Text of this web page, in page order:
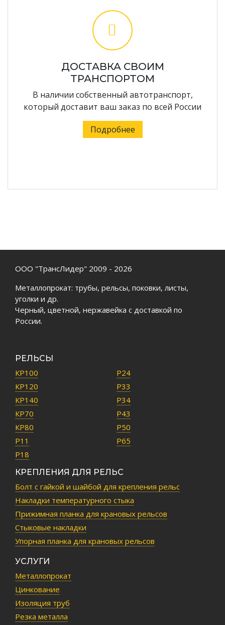
ДОСТАВКА СВОИМ
ТРАНСПОРТОМ
В наличии собственный автотранспорт,
который доставит ваш заказ по всей России
Подробнее
ООО "ТрансЛидер" 2009 - 2026
Металлопрокат: трубы, рельсы, поковки, листы,
уголки и др.
Черный, цветной, нержавейка с доставкой по
России.
РЕЛЬСЫ
КР100
КР120
КР140
КР70
КР80
Р11
Р18
Р24
Р33
Р34
Р43
Р50
Р65
КРЕПЛЕНИЯ ДЛЯ РЕЛЬС
Болт с гайкой и шайбой для крепления рельс
Накладки температурного стыка
Прижимная планка для крановых рельсов
Стыковые накладки
Упорная планка для крановых рельсов
УСЛУГИ
Металлопрокат
Цинкование
Изоляция труб
Резка металла